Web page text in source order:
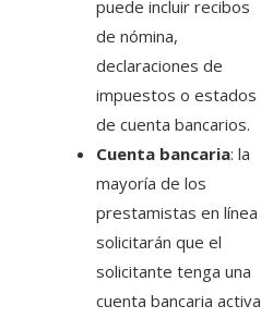
puede incluir recibos
de nómina,
declaraciones de
impuestos o estados
de cuenta bancarios.
Cuenta bancaria: la
mayoría de los
prestamistas en línea
solicitarán que el
solicitante tenga una
cuenta bancaria activa